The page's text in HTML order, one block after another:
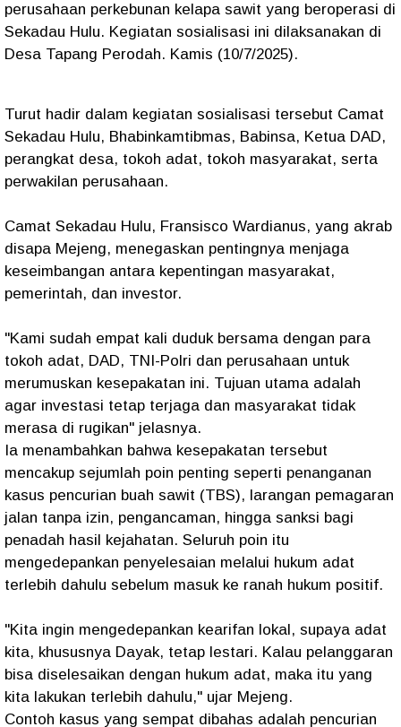
perusahaan perkebunan kelapa sawit yang beroperasi di
Sekadau Hulu. Kegiatan sosialisasi ini dilaksanakan di
Desa Tapang Perodah. Kamis (10/7/2025).
Turut hadir dalam kegiatan sosialisasi tersebut Camat
Sekadau Hulu, Bhabinkamtibmas, Babinsa, Ketua DAD,
perangkat desa, tokoh adat, tokoh masyarakat, serta
perwakilan perusahaan.
Camat Sekadau Hulu, Fransisco Wardianus, yang akrab
disapa Mejeng, menegaskan pentingnya menjaga
keseimbangan antara kepentingan masyarakat,
pemerintah, dan investor.
"Kami sudah empat kali duduk bersama dengan para
tokoh adat, DAD, TNI-Polri dan perusahaan untuk
merumuskan kesepakatan ini. Tujuan utama adalah
agar investasi tetap terjaga dan masyarakat tidak
merasa di rugikan" jelasnya.
Ia menambahkan bahwa kesepakatan tersebut
mencakup sejumlah poin penting seperti penanganan
kasus pencurian buah sawit (TBS), larangan pemagaran
jalan tanpa izin, pengancaman, hingga sanksi bagi
penadah hasil kejahatan. Seluruh poin itu
mengedepankan penyelesaian melalui hukum adat
terlebih dahulu sebelum masuk ke ranah hukum positif.
"Kita ingin mengedepankan kearifan lokal, supaya adat
kita, khususnya Dayak, tetap lestari. Kalau pelanggaran
bisa diselesaikan dengan hukum adat, maka itu yang
kita lakukan terlebih dahulu," ujar Mejeng.
Contoh kasus yang sempat dibahas adalah pencurian